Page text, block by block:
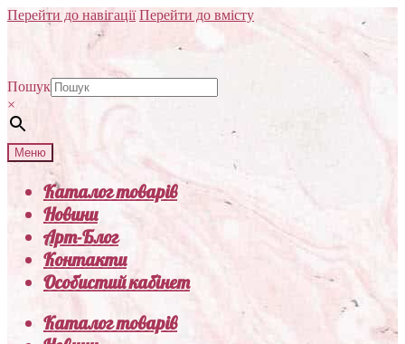
Перейти до навігації Перейти до вмісту
Пошук
×
Меню
Каталог товарів
Новини
Арт-Блог
Контакти
Особистий кабінет
Каталог товарів